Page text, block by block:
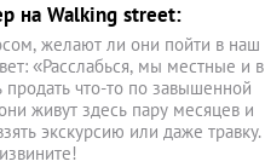
на Walking street:
желают ли они пойти в наш
«Расслабься, мы местные и в
продать что-то по завышенной
живут здесь пару месяцев и
экскурсию или даже травку.